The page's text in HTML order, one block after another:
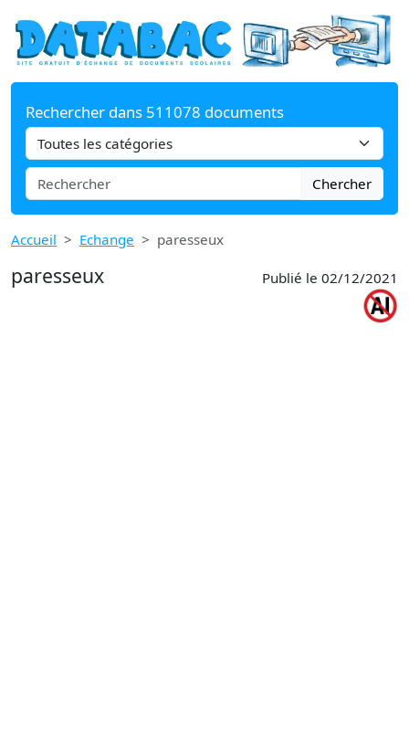
Rechercher dans 511078 documents
Chercher
Accueil Echange paresseux
paresseux Publié le 02/12/2021